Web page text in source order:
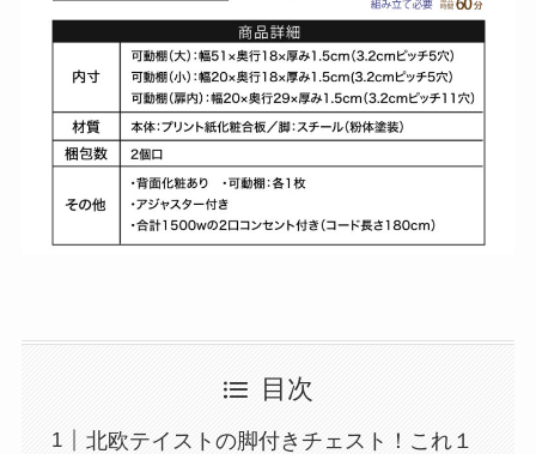
目次
北欧テイストの脚付きチェスト！これ１